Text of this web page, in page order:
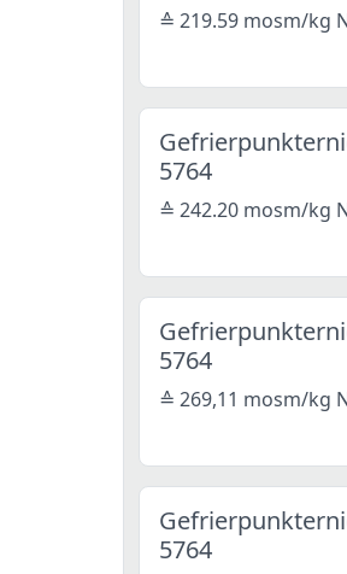
≙ 219.59 mosm/kg
5764
≙ 242.20 mosm/kg
5764
≙ 269,11 mosm/kg
5764